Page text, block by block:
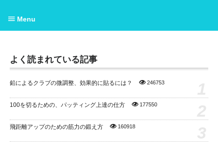
よく読まれている記事
鉛によるクラブの微調整、効果的に貼るには？ 246753
100を切るための、パッティング上達の仕方 177550
飛距離アップのための筋力の鍛え方 160918
Menu